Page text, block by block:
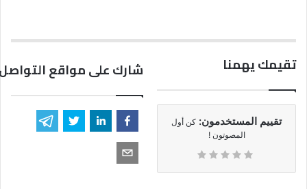
تقيمك يهمنا
تقييم المستخدمون: كن أول
المصوتون !
شارك على مواقع